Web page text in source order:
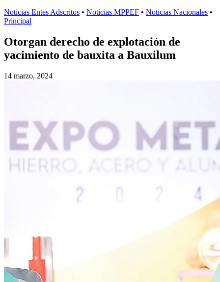
Noticias Entes Adscritos • Noticias MPPEF • Noticias Nacionales •
Principal
Otorgan derecho de explotación de
yacimiento de bauxita a Bauxilum
14 marzo, 2024